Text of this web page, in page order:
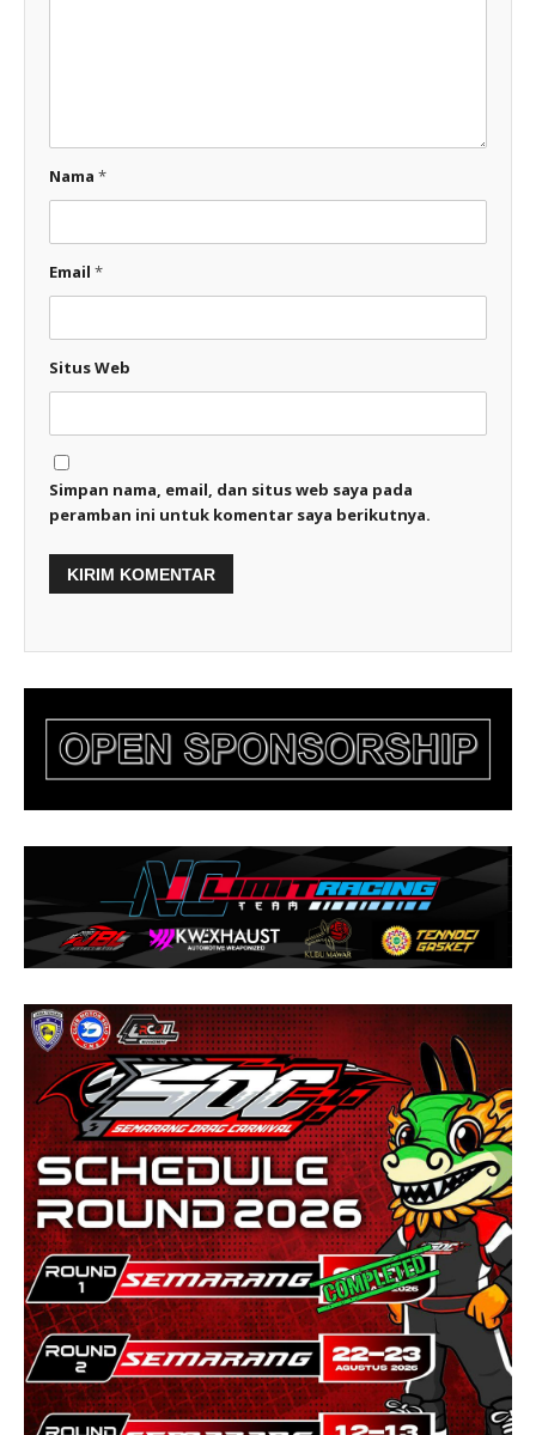
Nama *
Email *
Situs Web
Simpan nama, email, dan situs web saya pada
peramban ini untuk komentar saya berikutnya.